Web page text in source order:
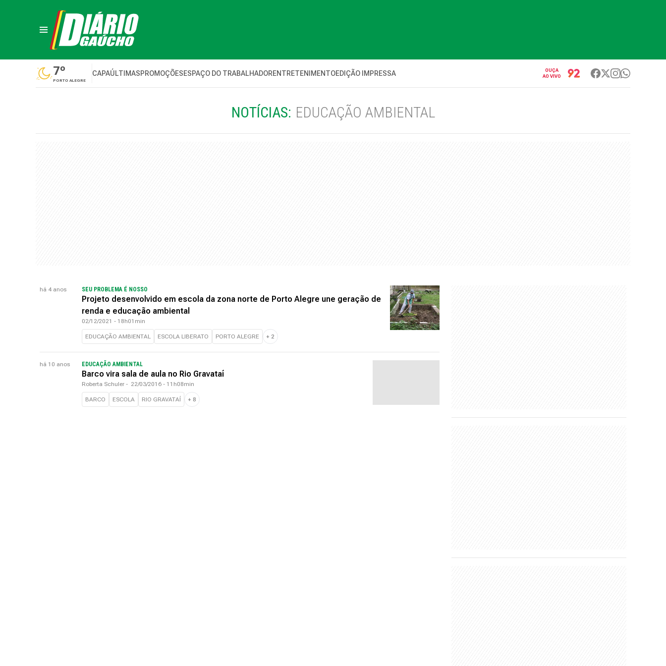
7º
PORTO ALEGRE
CAPAÚLTIMASPROMOÇÕESESPAÇO DO TRABALHADORENTRETENIMENTOEDIÇÃO IMPRESSA
OUÇA
AO VIVO
NOTÍCIAS: EDUCAÇÃO AMBIENTAL
há 4 anos SEU PROBLEMA É NOSSO
Projeto desenvolvido em escola da zona norte de Porto Alegre une geração de
renda e educação ambiental
02/12/2021 - 18h01min
EDUCAÇÃO AMBIENTAL ESCOLA LIBERATO PORTO ALEGRE + 2
há 10 anos EDUCAÇÃO AMBIENTAL
Barco vira sala de aula no Rio Gravataí
Roberta Schuler - 22/03/2016 - 11h08min
BARCO ESCOLA RIO GRAVATAÍ + 8